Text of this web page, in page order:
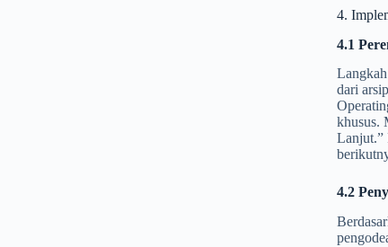
4.
4.1
dari
khusus.
Lanjut.”
4.2